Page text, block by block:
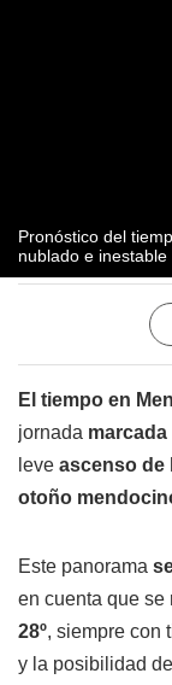
Pronóstico del
nublado e inestable
El tiempo en
jornada
leve ascenso de
otoño
Este panorama
en cuenta que se
28º, siempre con
y la posibilidad